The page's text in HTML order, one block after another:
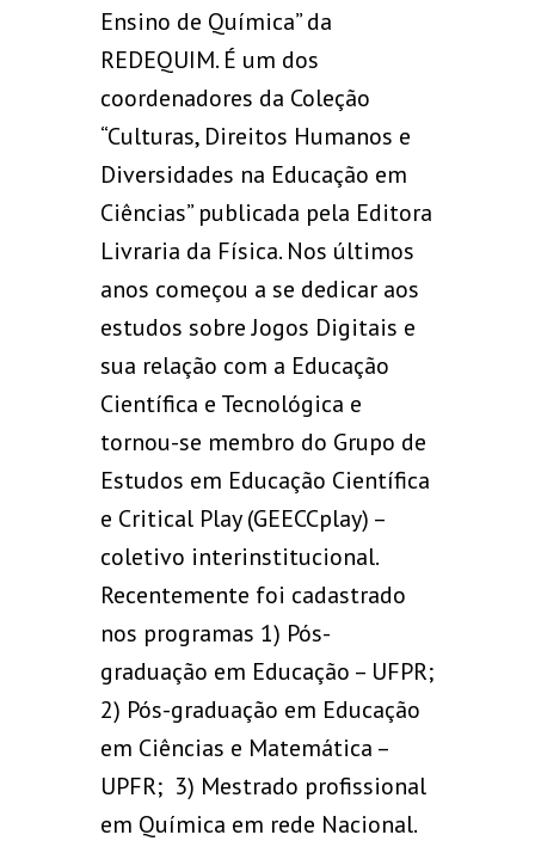
Ensino de Química” da
REDEQUIM. É um dos
coordenadores da Coleção
“Culturas, Direitos Humanos e
Diversidades na Educação em
Ciências” publicada pela Editora
Livraria da Física. Nos últimos
anos começou a se dedicar aos
estudos sobre Jogos Digitais e
sua relação com a Educação
Científica e Tecnológica e
tornou-se membro do Grupo de
Estudos em Educação Científica
e Critical Play (GEECCplay) –
coletivo interinstitucional.
Recentemente foi cadastrado
nos programas 1) Pós-
graduação em Educação – UFPR;
2) Pós-graduação em Educação
em Ciências e Matemática –
UPFR; 3) Mestrado profissional
em Química em rede Nacional.